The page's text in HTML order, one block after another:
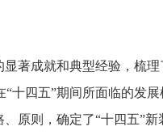
著成就和典型经验， 梳理
十四五”期间所面临的发展
原则， 确定了“十四五”新